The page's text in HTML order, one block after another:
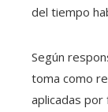
del tiempo
Según
toma como
aplicadas por